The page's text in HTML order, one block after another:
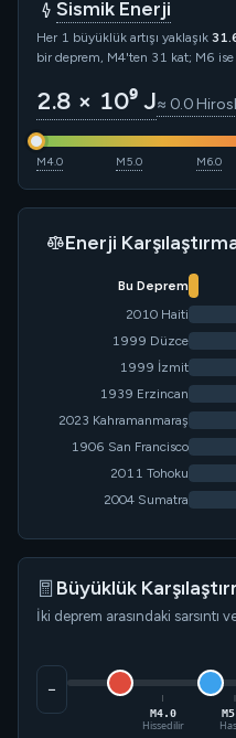
Sismik Enerji
Her 1 büyüklük artışı yaklaşık
bir deprem, M4'ten 31 kat; M6
2.8 × 10⁹ J≈ 0.0
M4.0 M5.0 M6.0
Enerji
Bu Deprem
2010 Haiti
1999 Düzce
1999 İzmit
1939 Erzincan
2023 Kahramanmaraş
1906 San Francisco
2011 Tohoku
2004 Sumatra
Büyüklük
İki deprem arasındaki sarsıntı
−
M4.0
Hissedilir